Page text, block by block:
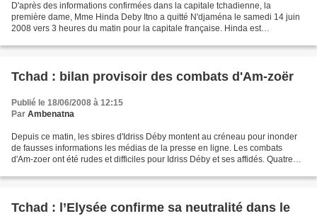
D'après des informations confirmées dans la capitale tchadienne, la
première dame, Mme Hinda Deby Itno a quitté N'djaména le samedi 14 juin
2008 vers 3 heures du matin pour la capitale française. Hinda est
Tchad : bilan provisoir des combats d'Am-zoër
Publié le 18/06/2008 à 12:15
Par Ambenatna
Depuis ce matin, les sbires d'Idriss Déby montent au créneau pour inonder
de fausses informations les médias de la presse en ligne. Les combats
d'Am-zoer ont été rudes et difficiles pour Idriss Déby et ses affidés. Quatre
Tchad : l’Elysée confirme sa neutralité dans le